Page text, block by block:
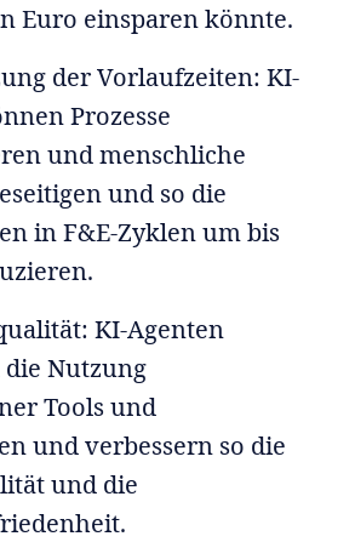
Euro einsparen könnte.
der Vorlaufzeiten: KI-
Prozesse
und menschliche
und so die
in F&E-Zyklen um bis
KI-Agenten
Nutzung
Tools und
und verbessern so die
und die